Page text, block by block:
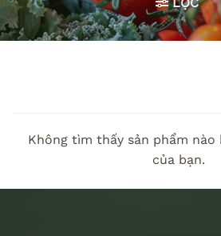
Không tìm thấy sản phẩm
của bạn.